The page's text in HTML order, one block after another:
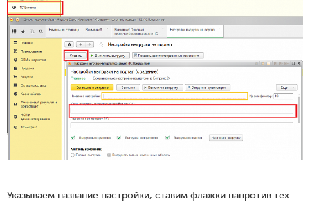
Указываем название настройки, ставим флажки напротив тех